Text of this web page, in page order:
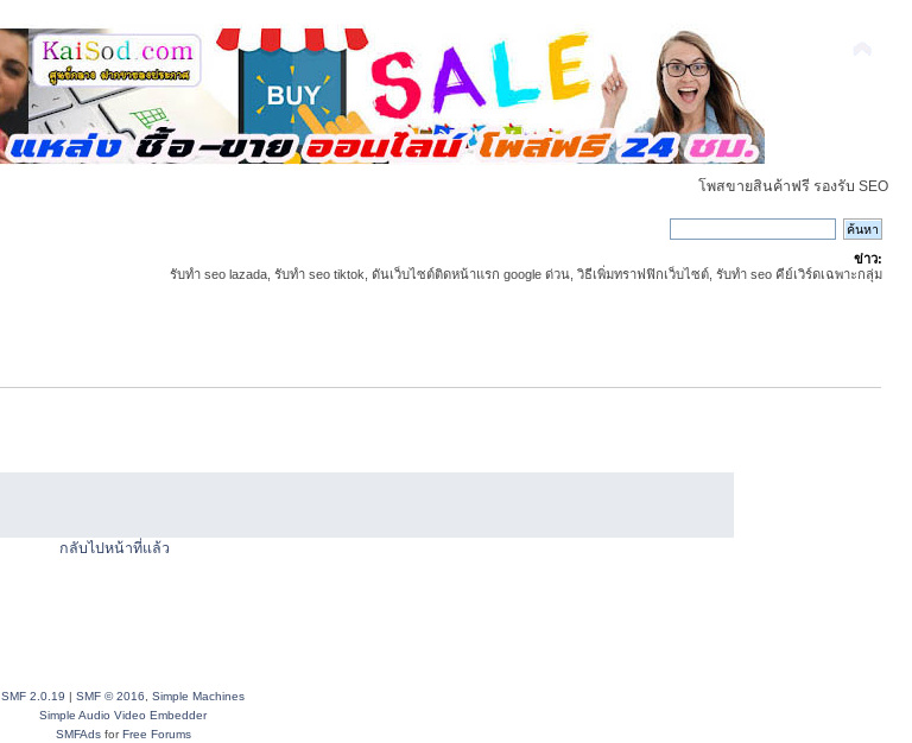
โพสขายสินค้าฟรี รองรับ SEO
ข่าว:
รับทำ seo lazada, รับทำ seo tiktok, ดันเว็บไซต์ติดหน้าแรก google ด่วน, วิธีเพิ่มทราฟฟิกเว็บไซต์, รับทำ seo คีย์เวิร์ดเฉพาะกลุ่ม
กลับไปหน้าที่แล้ว
SMF 2.0.19 | SMF © 2016, Simple Machines
Simple Audio Video Embedder
SMFAdsforFree Forums